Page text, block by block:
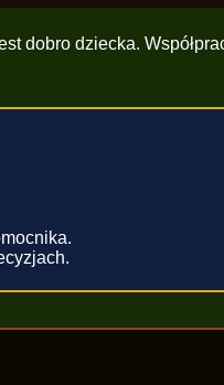
dziecka.